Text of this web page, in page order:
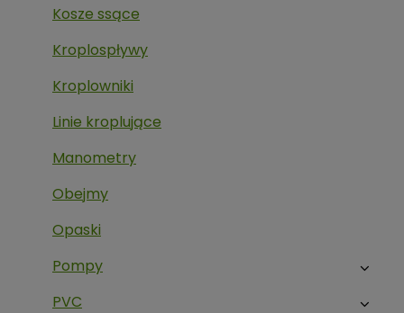
Kosze ssące
Kroplospływy
Kroplowniki
Linie kroplujące
Manometry
Obejmy
Opaski
Pompy
PVC